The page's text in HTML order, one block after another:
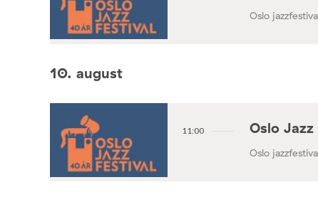
Oslo
10. august
11:00 Oslo
Oslo